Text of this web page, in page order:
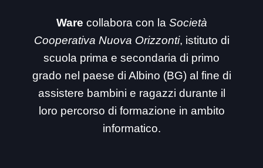
Ware collabora con la Società
Cooperativa Nuova Orizzonti, istituto di
scuola prima e secondaria di primo
grado nel paese di Albino (BG) al fine di
assistere bambini e ragazzi durante il
loro percorso di formazione in ambito
informatico.